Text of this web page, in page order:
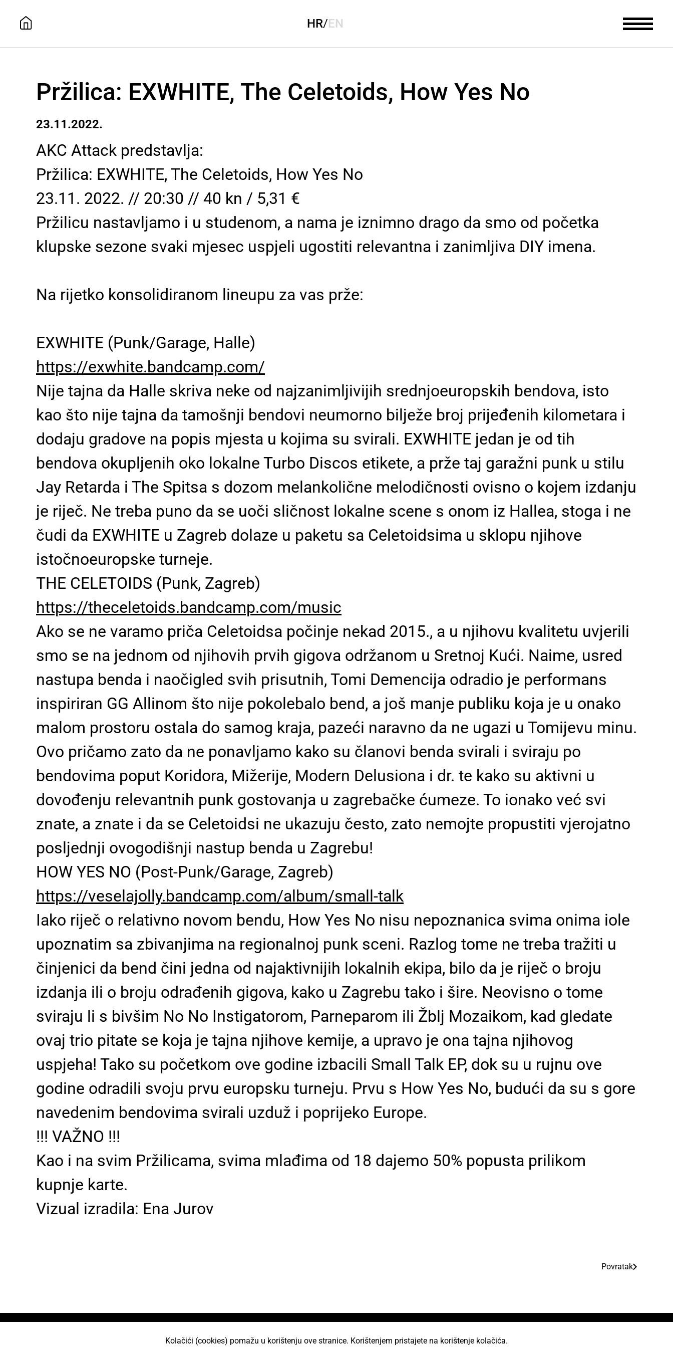
HR/EN
Pržilica: EXWHITE, The Celetoids, How Yes No
23.11.2022.
AKC Attack predstavlja:
Pržilica: EXWHITE, The Celetoids, How Yes No
23.11. 2022. // 20:30 // 40 kn / 5,31 €
Pržilicu nastavljamo i u studenom, a nama je iznimno drago da smo od početka
klupske sezone svaki mjesec uspjeli ugostiti relevantna i zanimljiva DIY imena.
Na rijetko konsolidiranom lineupu za vas prže:
EXWHITE (Punk/Garage, Halle)
https://exwhite.bandcamp.com/
Nije tajna da Halle skriva neke od najzanimljivijih srednjoeuropskih bendova, isto
kao što nije tajna da tamošnji bendovi neumorno bilježe broj prijeđenih kilometara i
dodaju gradove na popis mjesta u kojima su svirali. EXWHITE jedan je od tih
bendova okupljenih oko lokalne Turbo Discos etikete, a prže taj garažni punk u stilu
Jay Retarda i The Spitsa s dozom melankolične melodičnosti ovisno o kojem izdanju
je riječ. Ne treba puno da se uoči sličnost lokalne scene s onom iz Hallea, stoga i ne
čudi da EXWHITE u Zagreb dolaze u paketu sa Celetoidsima u sklopu njihove
istočnoeuropske turneje.
THE CELETOIDS (Punk, Zagreb)
https://theceletoids.bandcamp.com/music
Ako se ne varamo priča Celetoidsa počinje nekad 2015., a u njihovu kvalitetu uvjerili
smo se na jednom od njihovih prvih gigova održanom u Sretnoj Kući. Naime, usred
nastupa benda i naočigled svih prisutnih, Tomi Demencija odradio je performans
inspiriran GG Allinom što nije pokolebalo bend, a još manje publiku koja je u onako
malom prostoru ostala do samog kraja, pazeći naravno da ne ugazi u Tomijevu minu.
Ovo pričamo zato da ne ponavljamo kako su članovi benda svirali i sviraju po
bendovima poput Koridora, Mižerije, Modern Delusiona i dr. te kako su aktivni u
dovođenju relevantnih punk gostovanja u zagrebačke ćumeze. To ionako već svi
znate, a znate i da se Celetoidsi ne ukazuju često, zato nemojte propustiti vjerojatno
posljednji ovogodišnji nastup benda u Zagrebu!
HOW YES NO (Post-Punk/Garage, Zagreb)
https://veselajolly.bandcamp.com/album/small-talk
Iako riječ o relativno novom bendu, How Yes No nisu nepoznanica svima onima iole
upoznatim sa zbivanjima na regionalnoj punk sceni. Razlog tome ne treba tražiti u
činjenici da bend čini jedna od najaktivnijih lokalnih ekipa, bilo da je riječ o broju
izdanja ili o broju odrađenih gigova, kako u Zagrebu tako i šire. Neovisno o tome
sviraju li s bivšim No No Instigatorom, Parneparom ili Žblj Mozaikom, kad gledate
ovaj trio pitate se koja je tajna njihove kemije, a upravo je ona tajna njihovog
uspjeha! Tako su početkom ove godine izbacili Small Talk EP, dok su u rujnu ove
godine odradili svoju prvu europsku turneju. Prvu s How Yes No, budući da su s gore
navedenim bendovima svirali uzduž i poprijeko Europe.
!!! VAŽNO !!!
Kao i na svim Pržilicama, svima mlađima od 18 dajemo 50% popusta prilikom
kupnje karte.
Vizual izradila: Ena Jurov
Povratak
Učlani seProjekti
Kolačići (cookies) pomažu u korištenju ove stranice. Korištenjem pristajete na korištenje kolačića.